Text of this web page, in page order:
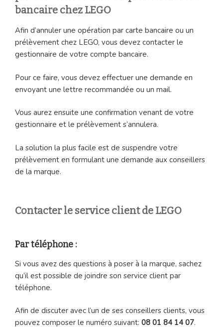
bancaire chez LEGO
Afin d’annuler une opération par carte bancaire ou un
prélèvement chez LEGO, vous devez contacter le
gestionnaire de votre compte bancaire.
Pour ce faire, vous devez effectuer une demande en
envoyant une lettre recommandée ou un mail.
Vous aurez ensuite une confirmation venant de votre
gestionnaire et le prélèvement s’annulera.
La solution la plus facile est de suspendre votre
prélèvement en formulant une demande aux conseillers
de la marque.
Contacter le service client de LEGO
Par téléphone :
Si vous avez des questions à poser à la marque, sachez
qu’il est possible de joindre son service client par
téléphone.
Afin de discuter avec l’un de ses conseillers clients, vous
pouvez composer le numéro suivant: 08 01 84 14 07.